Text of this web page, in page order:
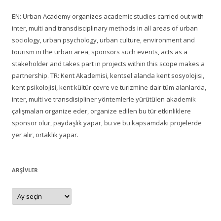
EN: Urban Academy organizes academic studies carried out with
inter, multi and transdisciplinary methods in all areas of urban
sociology, urban psychology, urban culture, environment and
tourism in the urban area, sponsors such events, acts as a
stakeholder and takes part in projects within this scope makes a
partnership. TR: Kent Akademisi, kentsel alanda kent sosyolojisi,
kent psikolojisi, kent kültür çevre ve turizmine dair tüm alanlarda,
inter, multi ve transdisipliner yöntemlerle yürütülen akademik
çalışmaları organize eder, organize edilen bu tür etkinliklere
sponsor olur, paydaşlık yapar, bu ve bu kapsamdaki projelerde
yer alır, ortaklık yapar.
ARŞIVLER
Arşivler